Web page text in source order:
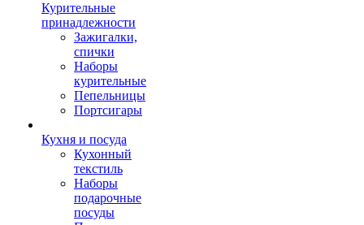
Курительные
принадлежности
Зажигалки,
спички
Наборы
курительные
Пепельницы
Портсигары
Кухня и посуда
Кухонный
текстиль
Наборы
подарочные
посуды